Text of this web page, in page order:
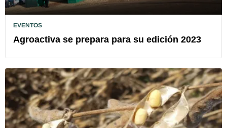
EVENTOS
Agroactiva se prepara para su edición 2023